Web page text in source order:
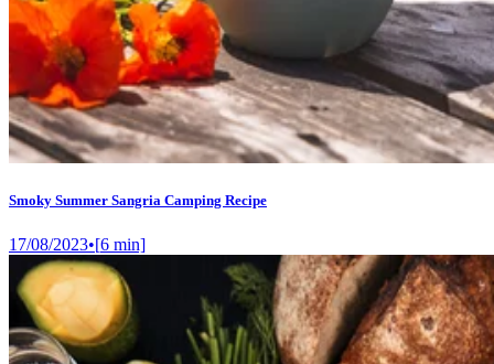
Smoky Summer Sangria Camping Recipe
17/08/2023•[6 min]